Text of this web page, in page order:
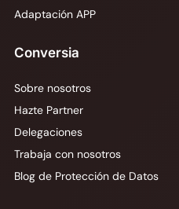
Adaptación APP
Conversia
Sobre nosotros
Hazte Partner
Delegaciones
Trabaja con nosotros
Blog de Protección de Datos